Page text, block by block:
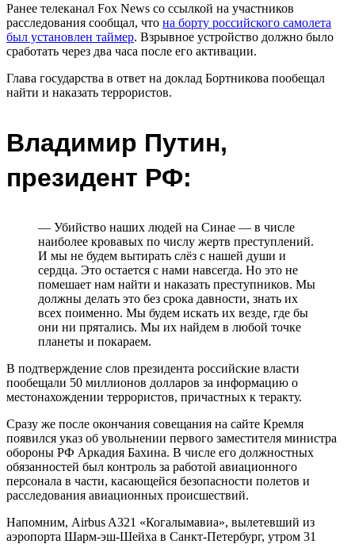
Ранее телеканал Fox News со ссылкой на участников
расследования сообщал, что на борту российского самолета
был установлен таймер. Взрывное устройство должно было
сработать через два часа после его активации.
Глава государства в ответ на доклад Бортникова пообещал
найти и наказать террористов.
Владимир Путин,
президент РФ:
— Убийство наших людей на Синае — в числе
наиболее кровавых по числу жертв преступлений.
И мы не будем вытирать слёз с нашей души и
сердца. Это остается с нами навсегда. Но это не
помешает нам найти и наказать преступников. Мы
должны делать это без срока давности, знать их
всех поименно. Мы будем искать их везде, где бы
они ни прятались. Мы их найдем в любой точке
планеты и покараем.
В подтверждение слов президента российские власти
пообещали 50 миллионов долларов за информацию о
местонахождении террористов, причастных к теракту.
Сразу же после окончания совещания на сайте Кремля
появился указ об увольнении первого заместителя министра
обороны РФ Аркадия Бахина. В числе его должностных
обязанностей был контроль за работой авиационного
персонала в части, касающейся безопасности полетов и
расследования авиационных происшествий.
Напомним, Airbus A321 «Когалымавиа», вылетевший из
аэропорта Шарм-эш-Шейха в Санкт-Петербург, утром 31